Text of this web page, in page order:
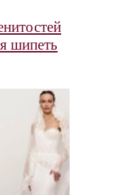
шипеть